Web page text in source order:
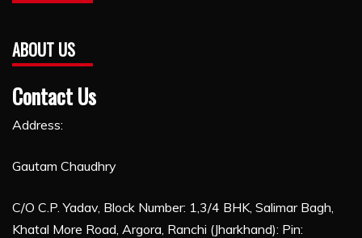
ABOUT US
Contact Us
Address:
Gautam Chaudhry
C/O C.P. Yadav, Block Number: 1,3/4 BHK, Salimar Bagh,
Khatal More Road, Argora, Ranchi (Jharkhand): Pin: